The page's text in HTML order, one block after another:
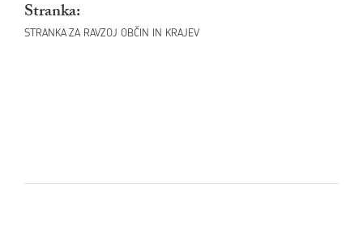
Stranka:
STRANKA ZA RAVZOJ OBČIN IN KRAJEV